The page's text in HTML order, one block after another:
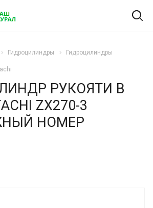
Гидроцилиндры Гидроцилиндры
РУКОЯТИ В
ZX270-3
НОМЕР